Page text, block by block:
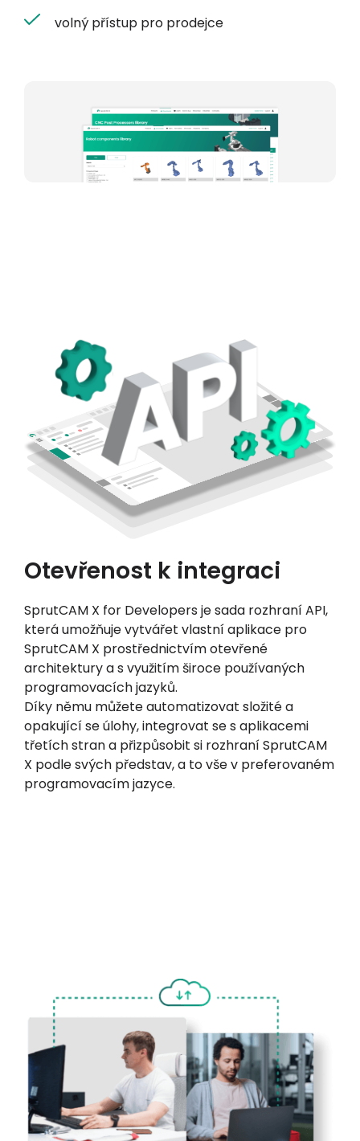
volný přístup pro prodejce
Otevřenost k integraci
SprutCAM X for Developers je sada rozhraní API,
která umožňuje vytvářet vlastní aplikace pro
SprutCAM X prostřednictvím otevřené
architektury a s využitím široce používaných
programovacích jazyků.
Díky němu můžete automatizovat složité a
opakující se úlohy, integrovat se s aplikacemi
třetích stran a přizpůsobit si rozhraní SprutCAM
X podle svých představ, a to vše v preferovaném
programovacím jazyce.